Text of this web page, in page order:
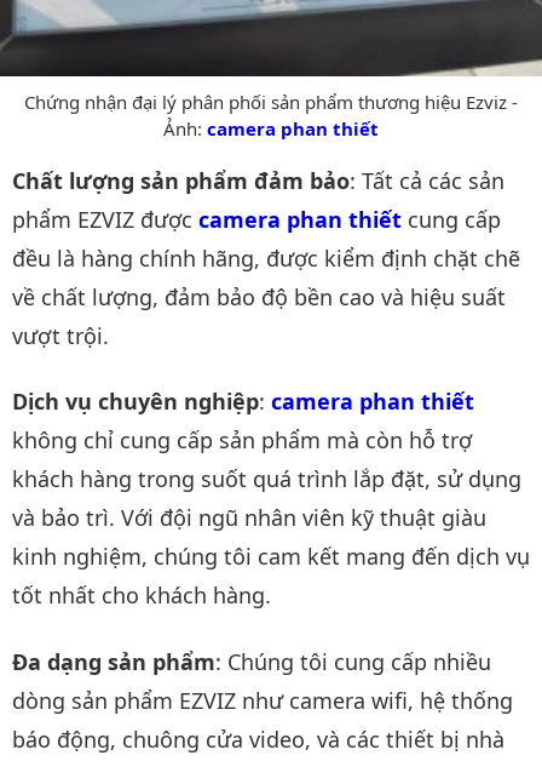
Chứng nhận đại lý phân phối sản phẩm thương hiệu Ezviz -
Ảnh: camera phan thiết
Chất lượng sản phẩm đảm bảo: Tất cả các sản
phẩm EZVIZ được camera phan thiết cung cấp
đều là hàng chính hãng, được kiểm định chặt chẽ
về chất lượng, đảm bảo độ bền cao và hiệu suất
vượt trội.
Dịch vụ chuyên nghiệp: camera phan thiết
không chỉ cung cấp sản phẩm mà còn hỗ trợ
khách hàng trong suốt quá trình lắp đặt, sử dụng
và bảo trì. Với đội ngũ nhân viên kỹ thuật giàu
kinh nghiệm, chúng tôi cam kết mang đến dịch vụ
tốt nhất cho khách hàng.
Đa dạng sản phẩm: Chúng tôi cung cấp nhiều
dòng sản phẩm EZVIZ như camera wifi, hệ thống
báo động, chuông cửa video, và các thiết bị nhà